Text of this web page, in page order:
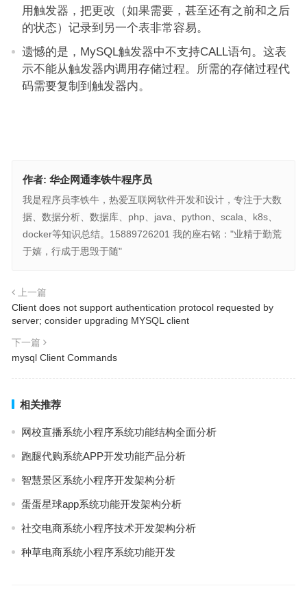
用触发器，把更改（如果需要，甚至还有之前和之后
的状态）记录到另一个表非常容易。
遗憾的是，MySQL触发器中不支持CALL语句。这表
示不能从触发器内调用存储过程。所需的存储过程代
码需要复制到触发器内。
作者: 华企网通李铁牛程序员
我是程序员李铁牛，热爱互联网软件开发和设计，专注于大数
据、数据分析、数据库、php、java、python、scala、k8s、
docker等知识总结。15889726201 我的座右铭："业精于勤荒
于嬉，行成于思毁于随"
上一篇
Client does not support authentication protocol requested by
server; consider upgrading MYSQL client
下一篇
mysql Client Commands
相关推荐
网校直播系统小程序系统功能结构全面分析
跑腿代购系统APP开发功能产品分析
智慧景区系统小程序开发架构分析
蛋蛋星球app系统功能开发架构分析
社交电商系统小程序技术开发架构分析
种草电商系统小程序系统功能开发